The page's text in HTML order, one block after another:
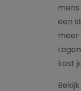
een
meer
kost